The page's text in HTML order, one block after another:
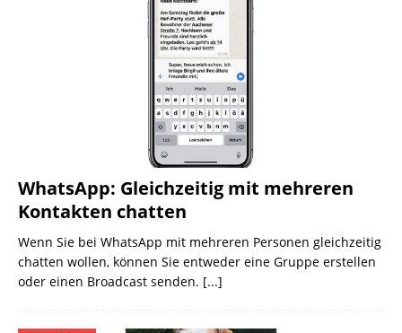
WhatsApp: Gleichzeitig mit mehreren
Kontakten chatten
Wenn Sie bei WhatsApp mit mehreren Personen gleichzeitig
chatten wollen, können Sie entweder eine Gruppe erstellen
oder einen Broadcast senden. [...]